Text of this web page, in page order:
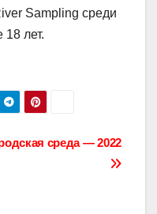
Sampling среди
лет.
среда — 2022